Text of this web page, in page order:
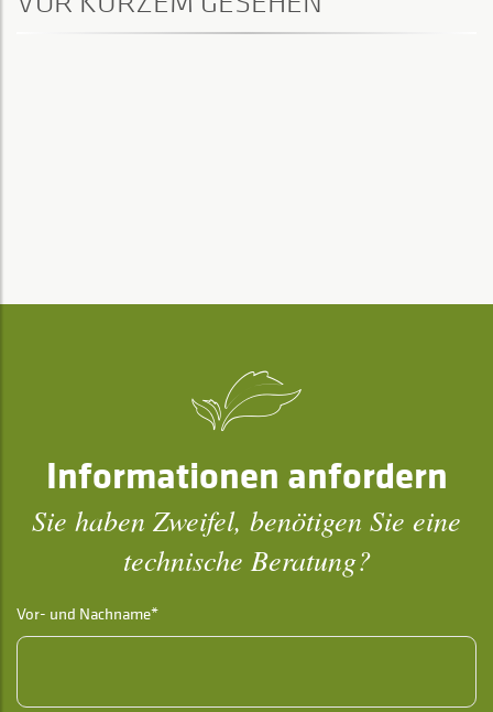
Informationen anfordern
Sie haben Zweifel, benötigen Sie eine
technische Beratung?
Vor- und Nachname*